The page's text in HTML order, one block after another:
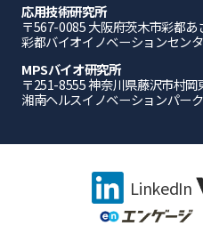
応⽤技術研究所
〒567-0085 ⼤阪府茨⽊市彩都
彩都バイオイノベーションセン
MPSバイオ研究所
〒251-8555 神奈川県藤沢市村岡
湘南ヘルスイノベーションパー
LinkedIn